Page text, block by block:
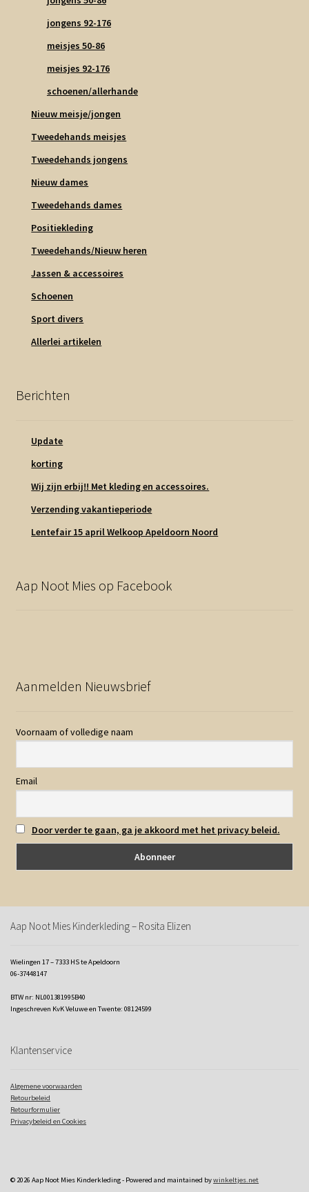
jongens 92-176
meisjes 50-86
meisjes 92-176
schoenen/allerhande
Nieuw meisje/jongen
Tweedehands meisjes
Tweedehands jongens
Nieuw dames
Tweedehands dames
Positiekleding
Tweedehands/Nieuw heren
Jassen & accessoires
Schoenen
Sport divers
Allerlei artikelen
Berichten
Update
korting
Wij zijn erbij!! Met kleding en accessoires.
Verzending vakantieperiode
Lentefair 15 april Welkoop Apeldoorn Noord
Aap Noot Mies op Facebook
Aanmelden Nieuwsbrief
Voornaam of volledige naam
Email
Door verder te gaan, ga je akkoord met het privacy beleid.
Aap Noot Mies Kinderkleding – Rosita Elizen
Wielingen 17 – 7333 HS te Apeldoorn
06-37448147
BTW nr: NL001381995B40
Ingeschreven KvK Veluwe en Twente: 08124599
Klantenservice
Algemene voorwaarden
Retourbeleid
Retourformulier
Privacybeleid en Cookies
© 2026 Aap Noot Mies Kinderkleding - Powered and maintained bywinkeltjes.net